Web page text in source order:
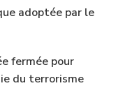
adoptée par le
fermée pour
du terrorisme